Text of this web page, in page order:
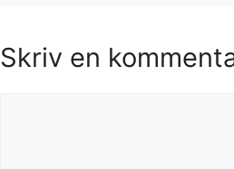
Skriv en